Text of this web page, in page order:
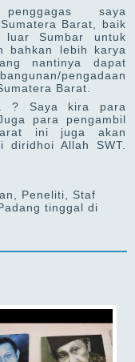
penggagas saya
Barat, baik
Sumbar untuk
bahkan lebih karya
nantinya dapat
pengadaan
Barat.
? Saya kira para
para pengambil
ini juga akan
Allah SWT.
Peneliti, Staf
tinggal di